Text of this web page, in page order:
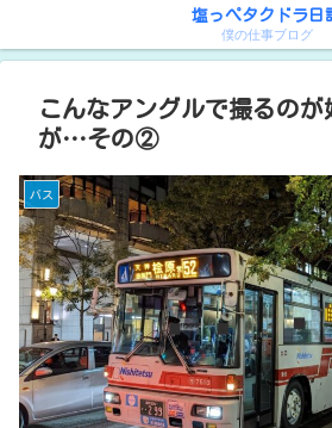
塩っぺタクドラ日
僕の仕事ブログ
こんなアングルで撮るのが
が…その②
バス